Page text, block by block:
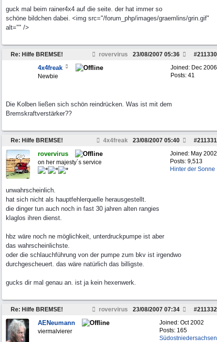
guck mal beim rainer4x4 auf die seite. der hat immer so
schöne bildchen dabei. <img src="/forum_php/images/graemlins/grin.gif"
alt="" />
Re: Hilfe BREMSE! rovervirus #211330
23/08/2007 05:36
Joined: Dec 2006
Posts: 41
4x4freak
Newbie
Die Kolben ließen sich schön reindrücken. Was ist mit dem
Bremskraftverstärker??
Re: Hilfe BREMSE! 4x4freak #211331
23/08/2007 05:40
Joined: May 2002
Posts: 9,513
Hinter der Sonne
rovervirus
on her majesty´s service
unwahrscheinlich.
hat sich nicht als hauptfehlerquelle herausgestellt.
die dinger tun auch noch in fast 30 jahren alten rangies
klaglos ihren dienst.
hbz wäre noch ne möglichkeit, unterdruckpumpe ist aber
das wahrscheinlichste.
oder die schlauchführung von der pumpe zum bkv ist irgendwo
durchgescheuert. das wäre natürlich das billigste.
gucks dir mal genau an. ist ja kein hexenwerk.
Re: Hilfe BREMSE! rovervirus #211332
23/08/2007 07:34
Joined: Oct 2002
Posts: 165
Südostniedersachsen
AENeumann
viermalvierer